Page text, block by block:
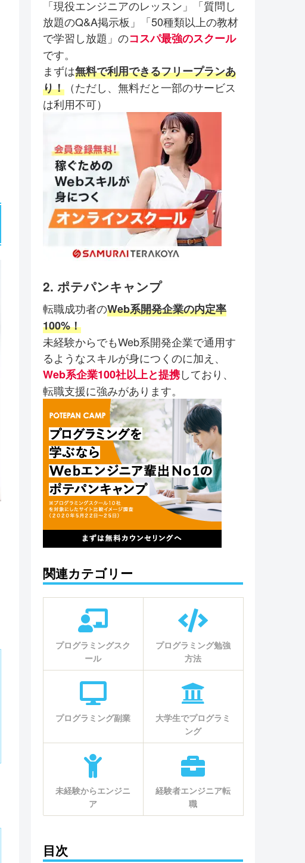
「現役エンジニアのレッスン」「質問し
放題のQ&A掲示板」「50種類以上の教材
で学習し放題」のコスパ最強のスクール
です。
まずは無料で利用できるフリープランあ
り！ （ただし、無料だと一部のサービス
は利用不可）
2. ポテパンキャンプ
転職成功者のWeb系開発企業の内定率
100%！
未経験からでもWeb系開発企業で通用す
るようなスキルが身につくのに加え、
Web系企業100社以上と提携しており、
転職支援に強みがあります。
関連カテゴリー
プログラミングスク
ール
プログラミング勉強
方法
プログラミング副業
大学生でプログラミ
ング
未経験からエンジニ
ア
経験者エンジニア転
職
目次